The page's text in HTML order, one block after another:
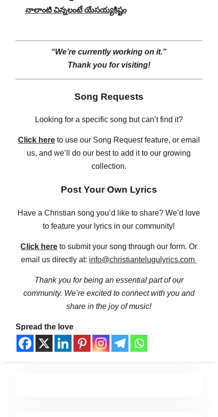
నాలాంటి చిన్నలంటే యేసయ్యకిష్టం
“We’re currently working on it.”
Thank you for visiting!
Song Requests
Looking for a specific song but can’t find it?
Click hereto use our Song Request feature, or email
us, and we’ll do our best to add it to our growing
collection.
Post Your Own Lyrics
Have a Christian song you’d like to share? We’d love
to feature your lyrics in our community!
Click here to submit your song through our form. Or
email us directly at: info@christiantelugulyrics.com
Thank you for being an essential part of our
community. We’re excited to connect with you and
share in the joy of music!
Spread the love